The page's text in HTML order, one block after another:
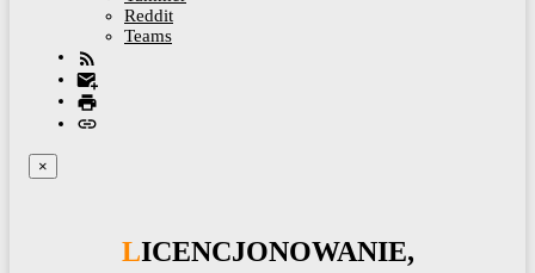
Reddit
Teams
×
LICENCJONOWANIE,